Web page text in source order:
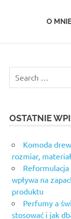
O
OSTATNIE
Komoda
rozmiar,
Reformulacja
wpływa na
produktu
Perfumy a
stosować i jak